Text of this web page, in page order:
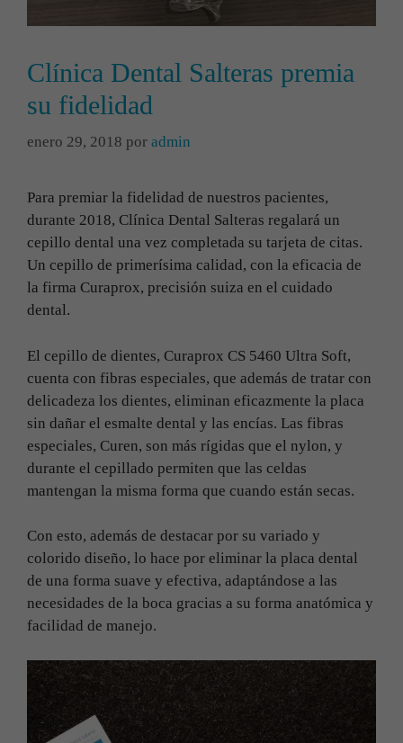
Clínica Dental Salteras premia
su fidelidad
enero 29, 2018 por admin
Para premiar la fidelidad de nuestros pacientes,
durante 2018, Clínica Dental Salteras regalará un
cepillo dental una vez completada su tarjeta de citas.
Un cepillo de primerísima calidad, con la eficacia de
la firma Curaprox, precisión suiza en el cuidado
dental.
El cepillo de dientes, Curaprox CS 5460 Ultra Soft,
cuenta con fibras especiales, que además de tratar con
delicadeza los dientes, eliminan eficazmente la placa
sin dañar el esmalte dental y las encías. Las fibras
especiales, Curen, son más rígidas que el nylon, y
durante el cepillado permiten que las celdas
mantengan la misma forma que cuando están secas.
Con esto, además de destacar por su variado y
colorido diseño, lo hace por eliminar la placa dental
de una forma suave y efectiva, adaptándose a las
necesidades de la boca gracias a su forma anatómica y
facilidad de manejo.